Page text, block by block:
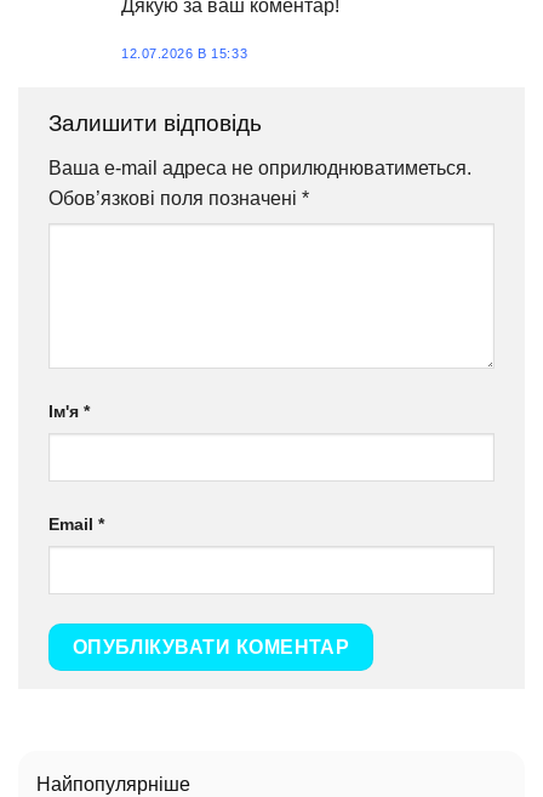
Дякую за ваш коментар!
12.07.2026 В 15:33
Залишити відповідь
Ваша e-mail адреса не оприлюднюватиметься.
Обов’язкові поля позначені *
Ім'я *
Email *
Найпопулярніше